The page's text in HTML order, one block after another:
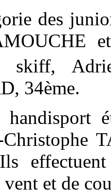
des
34ème.
handisport
Christophe
et de